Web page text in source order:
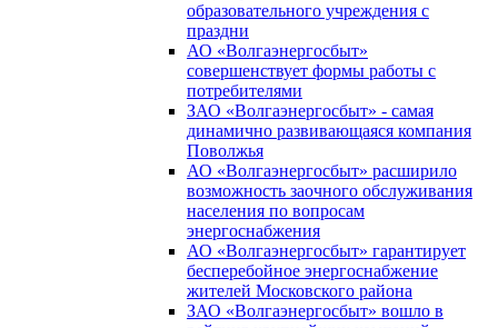
образовательного учреждения с
праздни
АО «Волгаэнергосбыт»
совершенствует формы работы с
потребителями
ЗАО «Волгаэнергосбыт» - самая
динамично развивающаяся компания
Поволжья
АО «Волгаэнергосбыт» расширило
возможность заочного обслуживания
населения по вопросам
энергоснабжения
АО «Волгаэнергосбыт» гарантирует
бесперебойное энергоснабжение
жителей Московского района
ЗАО «Волгаэнергосбыт» вошло в